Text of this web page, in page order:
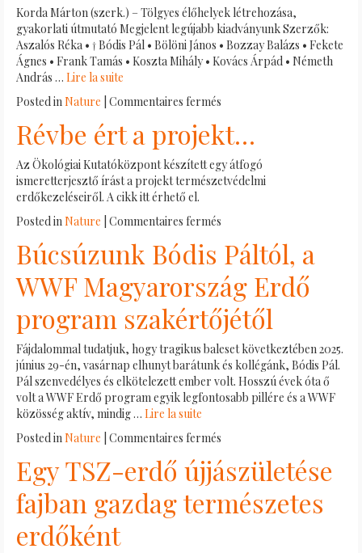
Korda Márton (szerk.) – Tölgyes élőhelyek létrehozása,
gyakorlati útmutató Megjelent legújabb kiadványunk Szerzők:
Aszalós Réka • † Bódis Pál • Bölöni János • Bozzay Balázs • Fekete
Ágnes • Frank Tamás • Koszta Mihály • Kovács Árpád • Németh
András … Lire la suite
Posted in Nature Commentaires fermés
projektkiadványunk
–
Tölgyes
élőhelyek
Révbe ért a projekt…
Az Ökológiai Kutatóközpont készített egy átfogó
ismeretterjesztő írást a projekt természetvédelmi
erdőkezeléseiről. A cikk itt érhető el.
Posted in Nature Commentaires fermés
ért
a
projekt…
Búcsúzunk Bódis Páltól, a
WWF Magyarország Erdő
program szakértőjétől
Fájdalommal tudatjuk, hogy tragikus baleset következtében 2025.
június 29-én, vasárnap elhunyt barátunk és kollégánk, Bódis Pál.
Pál szenvedélyes és elkötelezett ember volt. Hosszú évek óta ő
volt a WWF Erdő program egyik legfontosabb pillére és a WWF
közösség aktív, mindig … Lire la suite
Posted inNature Commentaires fermés
Bódis
Páltól,
a
WWF
Egy TSZ-erdő újjászületése
fajban gazdag természetes
erdőként